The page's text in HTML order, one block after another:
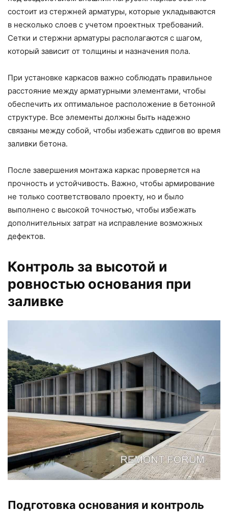
состоит из стержней арматуры, которые укладываются
в несколько слоев с учетом проектных требований.
Сетки и стержни арматуры располагаются с шагом,
который зависит от толщины и назначения пола.
При установке каркасов важно соблюдать правильное
расстояние между арматурными элементами, чтобы
обеспечить их оптимальное расположение в бетонной
структуре. Все элементы должны быть надежно
связаны между собой, чтобы избежать сдвигов во время
заливки бетона.
После завершения монтажа каркас проверяется на
прочность и устойчивость. Важно, чтобы армирование
не только соответствовало проекту, но и было
выполнено с высокой точностью, чтобы избежать
дополнительных затрат на исправление возможных
дефектов.
Контроль за высотой и
ровностью основания при
заливке
Подготовка основания и контроль